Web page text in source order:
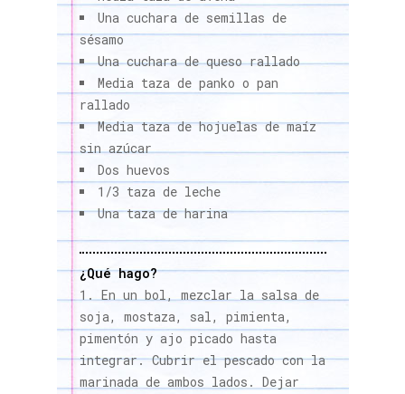
Una cuchara de semillas de
sésamo
Una cuchara de queso rallado
Media taza de panko o pan
rallado
Media taza de hojuelas de maíz
sin azúcar
Dos huevos
1/3 taza de leche
Una taza de harina
¿Qué hago?
En un bol, mezclar la salsa de
soja, mostaza, sal, pimienta,
pimentón y ajo picado hasta
integrar. Cubrir el pescado con la
marinada de ambos lados. Dejar